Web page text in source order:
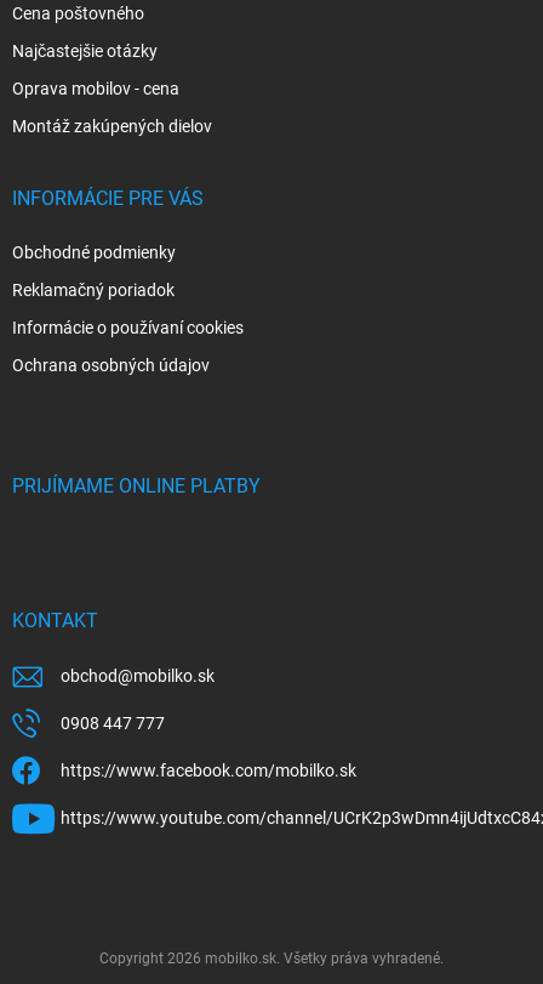
Cena poštovného
Najčastejšie otázky
Oprava mobilov - cena
Montáž zakúpených dielov
INFORMÁCIE PRE VÁS
Obchodné podmienky
Reklamačný poriadok
Informácie o používaní cookies
Ochrana osobných údajov
PRIJÍMAME ONLINE PLATBY
KONTAKT
obchod@mobilko.sk
0908 447 777
https://www.facebook.com/mobilko.sk
https://www.youtube.com/channel/
Copyright 2026 mobilko.sk. Všetky práva vyhradené.